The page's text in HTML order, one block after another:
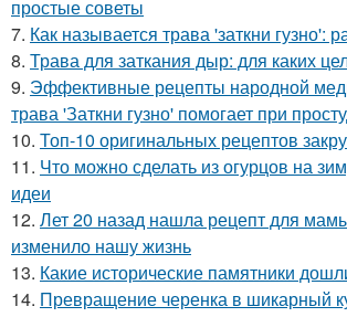
простые советы
7. Как называется трава 'заткни гузно':
8. Трава для заткания дыр: для каких
9. Эффективные рецепты народной
трава 'Заткни гузно' помогает при
10. Топ-10 оригинальных рецептов
11. Что можно сделать из огурцов на
идеи
12. Лет 20 назад нашла рецепт для
изменило нашу жизнь
13. Какие исторические памятники
14. Превращение черенка в шикарный